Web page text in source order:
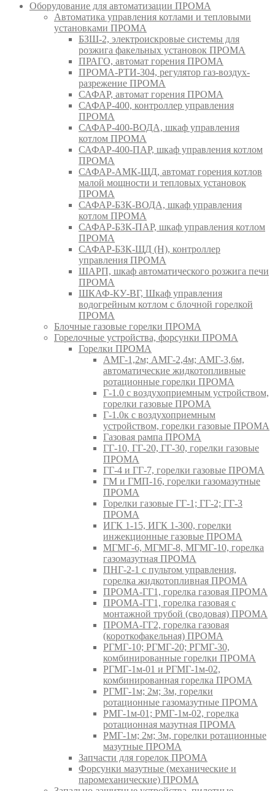
Оборудование для автоматизации ПРОМА
Автоматика управления котлами и тепловыми
установками ПРОМА
БЗШ-2, электроискровые системы для
розжига факельных установок ПРОМА
ПРАГО, автомат горения ПРОМА
ПРОМА-РТИ-304, регулятор газ-воздух-
разрежение ПРОМА
САФАР, автомат горения ПРОМА
САФАР-400, контроллер управления
ПРОМА
САФАР-400-ВОДА, шкаф управления
котлом ПРОМА
САФАР-400-ПАР, шкаф управления котлом
ПРОМА
САФАР-АМК-ЩД, автомат горения котлов
малой мощности и тепловых установок
ПРОМА
САФАР-БЗК-ВОДА, шкаф управления
котлом ПРОМА
САФАР-БЗК-ПАР, шкаф управления котлом
ПРОМА
САФАР-БЗК-ЩД (Н), контроллер
управления ПРОМА
ШАРП, шкаф автоматического розжига печи
ПРОМА
ШКАФ-КУ-ВГ, Шкаф управления
водогрейным котлом с блочной горелкой
ПРОМА
Блочные газовые горелки ПРОМА
Горелочные устройства, форсунки ПРОМА
Горелки ПРОМА
АМГ-1,2м; АМГ-2,4м; АМГ-3,6м,
автоматические жидкотопливные
ротационные горелки ПРОМА
Г-1.0 с воздухоприемным устройством,
горелки газовые ПРОМА
Г-1.0к с воздухоприемным
устройством, горелки газовые ПРОМА
Газовая рампа ПРОМА
ГГ-10, ГГ-20, ГГ-30, горелки газовые
ПРОМА
ГГ-4 и ГГ-7, горелки газовые ПРОМА
ГМ и ГМП-16, горелки газомазутные
ПРОМА
Горелки газовые ГГ-1; ГГ-2; ГГ-3
ПРОМА
ИГК 1-15, ИГК 1-300, горелки
инжекционные газовые ПРОМА
МГМГ-6, МГМГ-8, МГМГ-10, горелка
газомазутная ПРОМА
ПНГ-2-1 с пультом управления,
горелка жидкотопливная ПРОМА
ПРОМА-ГГ1, горелка газовая ПРОМА
ПРОМА-ГГ1, горелка газовая с
монтажной трубой (сводовая) ПРОМА
ПРОМА-ГГ2, горелка газовая
(короткофакельная) ПРОМА
РГМГ-10; РГМГ-20; РГМГ-30,
комбинированные горелки ПРОМА
РГМГ-1м-01 и РГМГ-1м-02,
комбинированная горелка ПРОМА
РГМГ-1м; 2м; 3м, горелки
ротационные газомазутные ПРОМА
РМГ-1м-01; РМГ-1м-02, горелка
ротационная мазутная ПРОМА
РМГ-1м; 2м; 3м, горелки ротационные
мазутные ПРОМА
Запчасти для горелок ПРОМА
Форсунки мазутные (механические и
паромеханические) ПРОМА